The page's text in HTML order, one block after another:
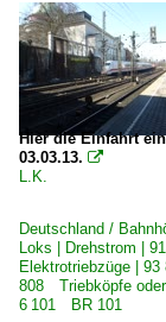
KLV
~
Hier die Einfahrt
03.03.13. 
L.K.
Deutschland /
Loks | Drehstrom |
Elektrotriebzüge |
808 Triebköpfe
6 101 BR 101